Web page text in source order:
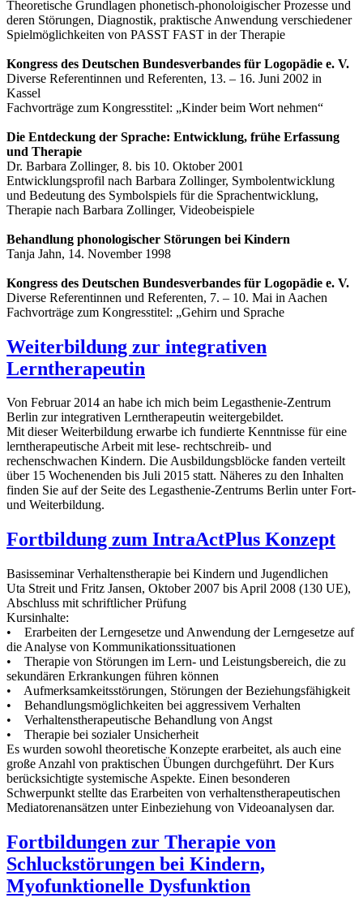
Theoretische Grundlagen phonetisch-phonoloigischer Prozesse und
deren Störungen, Diagnostik, praktische Anwendung verschiedener
Spielmöglichkeiten von PASST FAST in der Therapie
Kongress des Deutschen Bundesverbandes für Logopädie e. V.
Diverse Referentinnen und Referenten, 13. – 16. Juni 2002 in
Kassel
Fachvorträge zum Kongresstitel: „Kinder beim Wort nehmen“
Die Entdeckung der Sprache: Entwicklung, frühe Erfassung
und Therapie
Dr. Barbara Zollinger, 8. bis 10. Oktober 2001
Entwicklungsprofil nach Barbara Zollinger, Symbolentwicklung
und Bedeutung des Symbolspiels für die Sprachentwicklung,
Therapie nach Barbara Zollinger, Videobeispiele
Behandlung phonologischer Störungen bei Kindern
Tanja Jahn, 14. November 1998
Kongress des Deutschen Bundesverbandes für Logopädie e. V.
Diverse Referentinnen und Referenten, 7. – 10. Mai in Aachen
Fachvorträge zum Kongresstitel: „Gehirn und Sprache
Weiterbildung zur integrativen
Lerntherapeutin
Von Februar 2014 an habe ich mich beim Legasthenie-Zentrum
Berlin zur integrativen Lerntherapeutin weitergebildet.
Mit dieser Weiterbildung erwarbe ich fundierte Kenntnisse für eine
lerntherapeutische Arbeit mit lese- rechtschreib- und
rechenschwachen Kindern. Die Ausbildungsblöcke fanden verteilt
über 15 Wochenenden bis Juli 2015 statt. Näheres zu den Inhalten
finden Sie auf der Seite des Legasthenie-Zentrums Berlin unter Fort-
und Weiterbildung.
Fortbildung zum IntraActPlus Konzept
Basisseminar Verhaltenstherapie bei Kindern und Jugendlichen
Uta Streit und Fritz Jansen, Oktober 2007 bis April 2008 (130 UE),
Abschluss mit schriftlicher Prüfung
Kursinhalte:
• Erarbeiten der Lerngesetze und Anwendung der Lerngesetze auf
die Analyse von Kommunikationssituationen
• Therapie von Störungen im Lern- und Leistungsbereich, die zu
sekundären Erkrankungen führen können
• Aufmerksamkeitsstörungen, Störungen der Beziehungsfähigkeit
• Behandlungsmöglichkeiten bei aggressivem Verhalten
• Verhaltenstherapeutische Behandlung von Angst
• Therapie bei sozialer Unsicherheit
Es wurden sowohl theoretische Konzepte erarbeitet, als auch eine
große Anzahl von praktischen Übungen durchgeführt. Der Kurs
berücksichtigte systemische Aspekte. Einen besonderen
Schwerpunkt stellte das Erarbeiten von verhaltenstherapeutischen
Mediatorenansätzen unter Einbeziehung von Videoanalysen dar.
Fortbildungen zur Therapie von
Schluckstörungen bei Kindern,
Myofunktionelle Dysfunktion